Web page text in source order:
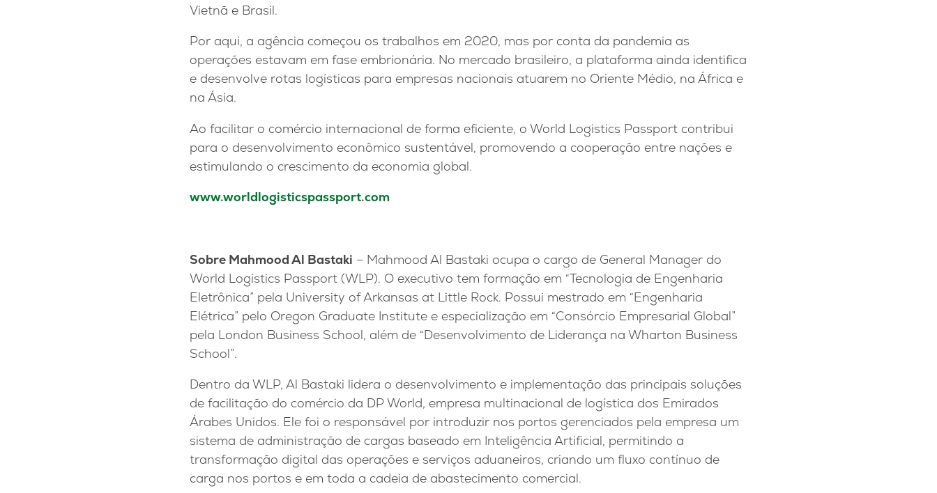
Vietnã e Brasil.
Por aqui, a agência começou os trabalhos em 2020, mas por conta da pandemia as
operações estavam em fase embrionária. No mercado brasileiro, a plataforma ainda identifica
e desenvolve rotas logísticas para empresas nacionais atuarem no Oriente Médio, na África e
na Ásia.
Ao facilitar o comércio internacional de forma eficiente, o World Logistics Passport contribui
para o desenvolvimento econômico sustentável, promovendo a cooperação entre nações e
estimulando o crescimento da economia global.
www.worldlogisticspassport.com
Sobre Mahmood Al Bastaki – Mahmood Al Bastaki ocupa o cargo de General Manager do
World Logistics Passport (WLP). O executivo tem formação em “Tecnologia de Engenharia
Eletrônica” pela University of Arkansas at Little Rock. Possui mestrado em “Engenharia
Elétrica” pelo Oregon Graduate Institute e especialização em “Consórcio Empresarial Global”
pela London Business School, além de “Desenvolvimento de Liderança na Wharton Business
School”.
Dentro da WLP, Al Bastaki lidera o desenvolvimento e implementação das principais soluções
de facilitação do comércio da DP World, empresa multinacional de logística dos Emirados
Árabes Unidos. Ele foi o responsável por introduzir nos portos gerenciados pela empresa um
sistema de administração de cargas baseado em Inteligência Artificial, permitindo a
transformação digital das operações e serviços aduaneiros, criando um fluxo contínuo de
carga nos portos e em toda a cadeia de abastecimento comercial.